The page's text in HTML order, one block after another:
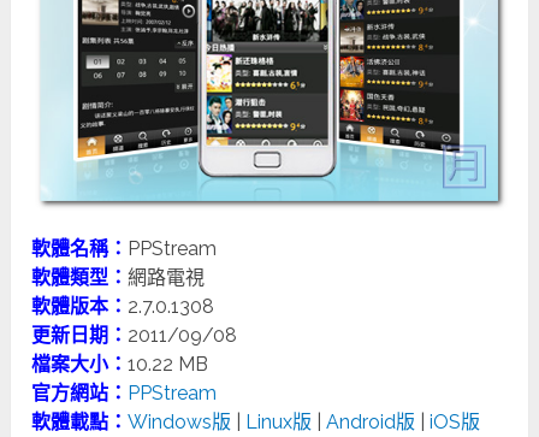
軟體名稱： PPStream
軟體類型：網路電視
軟體版本： 2.7.0.1308
更新日期： 2011/09/08
檔案大小：10.22 MB
官方網站： PPStream
軟體載點：Windows版 Linux版 |Android版 |iOS版